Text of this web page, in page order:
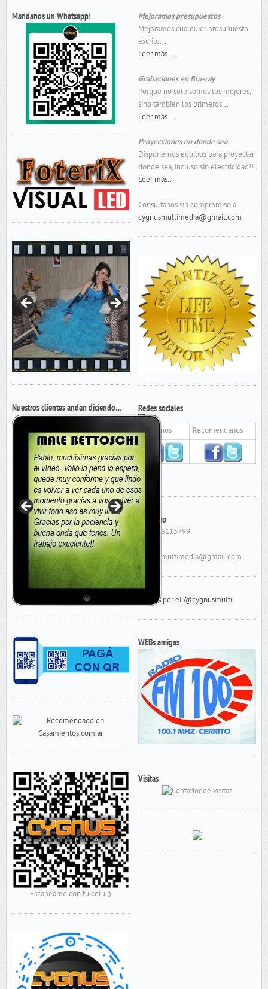
Mandanos un Whatsapp!
Nuestros clientes andan diciendo…
Escaneame con tu celu ;)
Mejoramos presupuestos
Mejoramos cualquier presupuesto
escrito...
Leer más...
Grabaciones en Blu-ray
Porque no solo somos los mejores,
sino tambien los primeros...
Leer más...
Proyecciones en donde sea
Disponemos equipos para proyectar
donde sea, incluso sin electricidad!!!
Leer más...
Consultanos sin compromiso a
cygnusmultimedia@gmail.com
Redes sociales
Seguinos Recomendanos
Contacto
Cel: 156115799
cygnusmultimedia@gmail.com
Tweets por el @cygnusmulti.
WEBs amigas
Visitas